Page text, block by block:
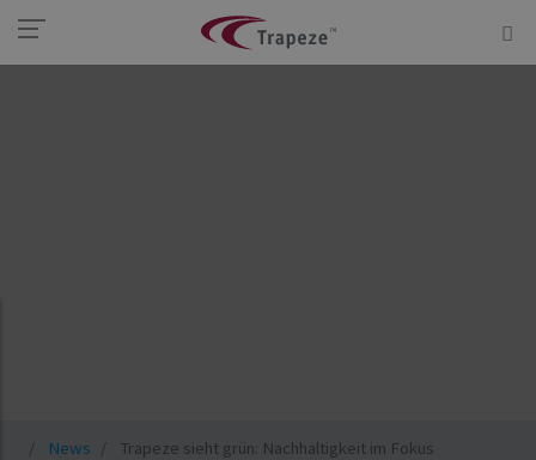
News Trapeze sieht grün: Nachhaltigkeit im Fokus